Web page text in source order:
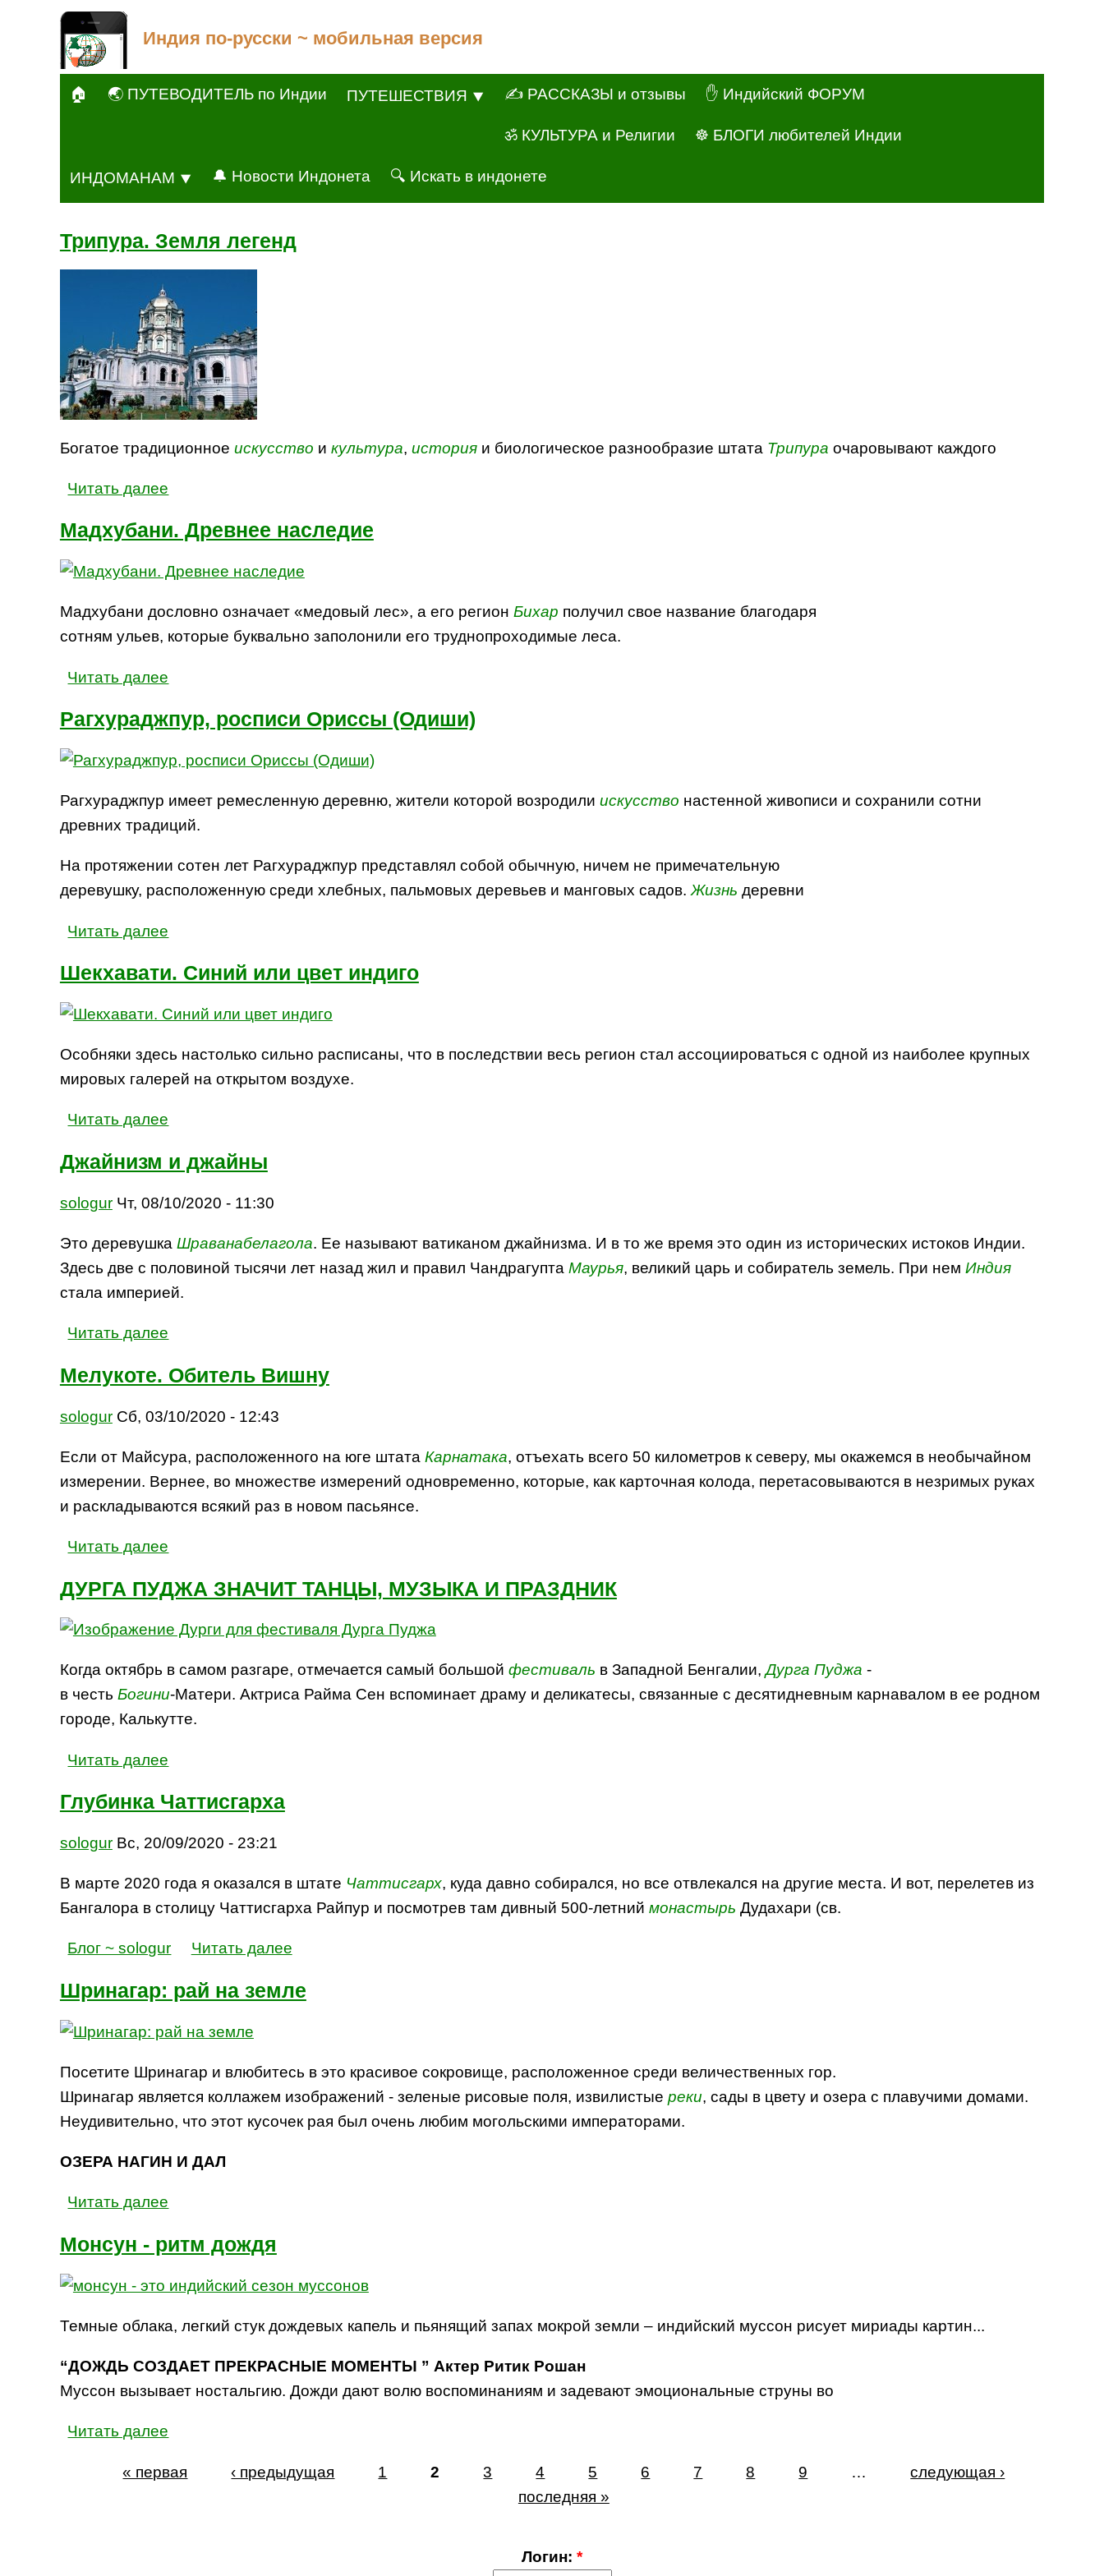
Индия по-русски ~ мобильная версия
🏠 🌏 ПУТЕВОДИТЕЛЬ по Индии ПУТЕШЕСТВИЯ ⯆ ✍ РАССКАЗЫ и отзывы ✋ Индийский ФОРУМ
ॐ КУЛЬТУРА и Религии ☸ БЛОГИ любителей Индии
ИНДОМАНАМ ⯆ 🔔 Новости Индонета 🔍 Искать в индонете
Трипура. Земля легенд
Богатое традиционное искусство и культура, историяи биологическое разнообразие штата Трипура очаровывают каждого
Читать далее
Мадхубани. Древнее наследие
Мадхубани дословно означает «медовый лес», а его регион Бихар получил свое название благодаря
сотням ульев, которые буквально заполонили его труднопроходимые леса.
Читать далее
Рагхураджпур, росписи Ориссы (Одиши)
Рагхураджпур имеет ремесленную деревню, жители которой возродили искусство настенной живописи и сохранили сотни
древних традиций.
На протяжении сотен лет Рагхураджпур представлял собой обычную, ничем не примечательную
деревушку, расположенную среди хлебных, пальмовых деревьев и манговых садов.Жизнь деревни
Читать далее
Шекхавати. Синий или цвет индиго
Особняки здесь настолько сильно расписаны, что в последствии весь регион стал ассоциироваться с одной из наиболее крупных
мировых галерей на открытом воздухе.
Читать далее
Джайнизм и джайны
sologurЧт, 08/10/2020 - 11:30
Это деревушка Шраванабелагола. Ее называют ватиканом джайнизма. И в то же время это один из исторических истоков Индии.
Здесь две с половиной тысячи лет назад жил и правил Чандрагупта Маурья, великий царь и собиратель земель. При нем Индия
стала империей.
Читать далее
Мелукоте. Обитель Вишну
sologurСб, 03/10/2020 - 12:43
Если от Майсура, расположенного на юге штата Карнатака, отъехать всего 50 километров к северу, мы окажемся в необычайном
измерении. Вернее, во множестве измерений одновременно, которые, как карточная колода, перетасовываются в незримых руках
и раскладываются всякий раз в новом пасьянсе.
Читать далее
ДУРГА ПУДЖА ЗНАЧИТ ТАНЦЫ, МУЗЫКА И ПРАЗДНИК
Когда октябрь в самом разгаре, отмечается самый большой фестиваль в Западной Бенгалии,Дурга Пуджа -
в честь Богини-Матери. Актриса Райма Сен вспоминает драму и деликатесы, связанные с десятидневным карнавалом в ее родном
городе, Калькутте.
Читать далее
Глубинка Чаттисгарха
sologurВс, 20/09/2020 - 23:21
В марте 2020 года я оказался в штате Чаттисгарх, куда давно собирался, но все отвлекался на другие места. И вот, перелетев из
Бангалора в столицу Чаттисгарха Райпур и посмотрев там дивный 500-летний монастырь Дудахари (св.
Блог ~ sologur Читать далее
Шринагар: рай на земле
Посетите Шринагар и влюбитесь в это красивое сокровище, расположенное среди величественных гор.
Шринагар является коллажем изображений - зеленые рисовые поля, извилистые реки, сады в цвету и озера с плавучими домами.
Неудивительно, что этот кусочек рая был очень любим могольскими императорами.
ОЗЕРА НАГИН И ДАЛ
Читать далее
Монсун - ритм дождя
Темные облака, легкий стук дождевых капель и пьянящий запах мокрой земли – индийский муссон рисует мириады картин...
“ДОЖДЬ СОЗДАЕТ ПРЕКРАСНЫЕ МОМЕНТЫ ” Актер Ритик Рошан
Муссон вызывает ностальгию. Дожди дают волю воспоминаниям и задевают эмоциональные струны во
Читать далее
« первая ‹ предыдущая 1 2 3 4 5 6 7 8 9 …
следующая ›
последняя »
Логин: *